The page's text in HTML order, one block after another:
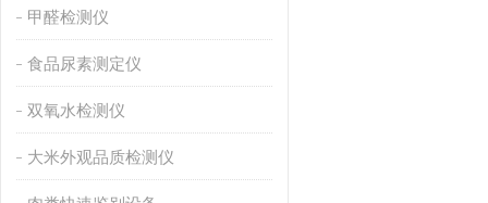
甲醛检测仪
食品尿素测定仪
双氧水检测仪
大米外观品质检测仪